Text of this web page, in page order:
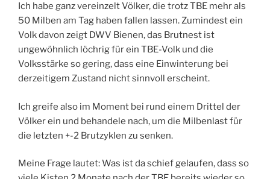
Ich habe ganz vereinzelt Völker, die trotz TBE mehr als
50 Milben am Tag haben fallen lassen. Zumindest ein
Volk davon zeigt DWV Bienen, das Brutnest ist
ungewöhnlich löchrig für ein TBE-Volk und die
Volksstärke so gering, dass eine Einwinterung bei
derzeitigem Zustand nicht sinnvoll erscheint.
Ich greife also im Moment bei rund einem Drittel der
Völker ein und behandele nach, um die Milbenlast für
die letzten +-2 Brutzyklen zu senken.
Meine Frage lautet: Was ist da schief gelaufen, dass so